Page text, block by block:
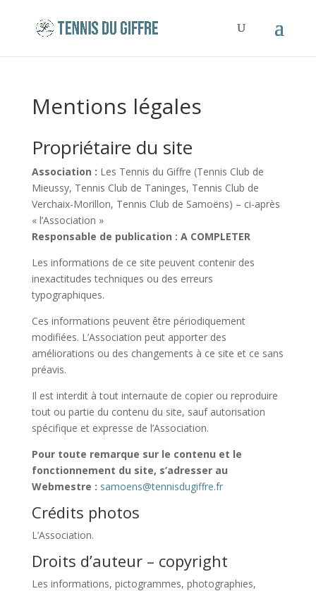
Mentions légales
Propriétaire du site
Association : Les Tennis du Giffre (Tennis Club de
Mieussy, Tennis Club de Taninges, Tennis Club de
Verchaix-Morillon, Tennis Club de Samoëns) – ci-après
« l’Association »
Responsable de publication : A COMPLETER
Les informations de ce site peuvent contenir des
inexactitudes techniques ou des erreurs
typographiques.
Ces informations peuvent être périodiquement
modifiées. L’Association peut apporter des
améliorations ou des changements à ce site et ce sans
préavis.
Il est interdit à tout internaute de copier ou reproduire
tout ou partie du contenu du site, sauf autorisation
spécifique et expresse de l’Association.
Pour toute remarque sur le contenu et le
fonctionnement du site, s’adresser au
Webmestre : samoens@tennisdugiffre.fr
Crédits photos
L’Association.
Droits d’auteur – copyright
Les informations, pictogrammes, photographies,